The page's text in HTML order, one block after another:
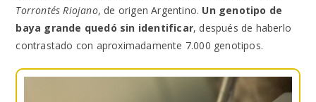
Torrontés Riojano, de origen Argentino. Un genotipo de
baya grande quedó sin identificar, después de haberlo
contrastado con aproximadamente 7.000 genotipos.